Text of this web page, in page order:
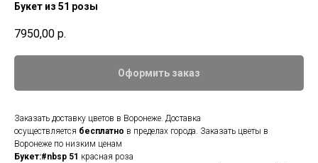
Букет из 51 розы
7950,00 р.
Оформить заказ
Заказать доставку цветов в Воронеже. Доставка
осуществляется бесплатно в пределах города. Заказать цветы в
Воронеже по низким ценам
Букет:#nbsp 51 красная роза